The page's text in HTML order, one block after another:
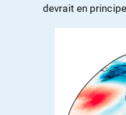
devrait en